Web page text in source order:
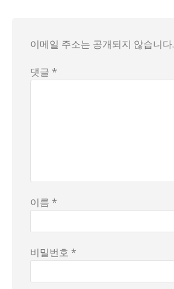
이메일 주소는 공개되지 않습니다.
댓글 *
이름 *
비밀번호 *